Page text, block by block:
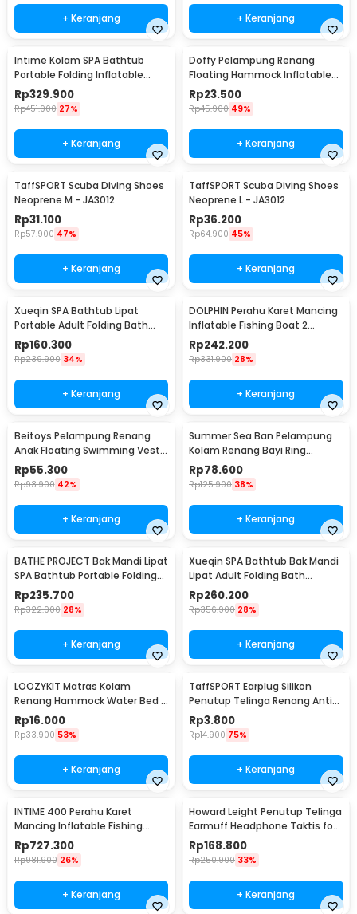
+ Keranjang + Keranjang
Intime Kolam SPA Bathtub
Portable Folding Inflatable
160x84x64cm - YT-038B
Rp329.900
Rp451.900 27%
+ Keranjang
Doffy Pelampung Renang
Floating Hammock Inflatable
Water Bed - FDJ21
Rp23.500
Rp45.900 49%
+ Keranjang
TaffSPORT Scuba Diving Shoes
Neoprene M - JA3012
Rp31.100
Rp57.900 47%
+ Keranjang
TaffSPORT Scuba Diving Shoes
Neoprene L - JA3012
Rp36.200
Rp64.900 45%
+ Keranjang
Xueqin SPA Bathtub Lipat
Portable Adult Folding Bath
65x70 cm - 18401
Rp160.300
Rp239.900 34%
+ Keranjang
DOLPHIN Perahu Karet Mancing
Inflatable Fishing Boat 2
Person - XC713
Rp242.200
Rp331.900 28%
+ Keranjang
Beitoys Pelampung Renang
Anak Floating Swimming Vest -
HW160
Rp55.300
Rp93.900 42%
+ Keranjang
Summer Sea Ban Pelampung
Kolam Renang Bayi Ring
Floating with Canopy - M-1
Rp78.600
Rp125.900 38%
+ Keranjang
BATHE PROJECT Bak Mandi Lipat
SPA Bathtub Portable Folding
Adult Bath - 18402
Rp235.700
Rp322.900 28%
+ Keranjang
Xueqin SPA Bathtub Bak Mandi
Lipat Adult Folding Bath
120x58x48cm - 18403
Rp260.200
Rp356.900 28%
+ Keranjang
LOOZYKIT Matras Kolam
Renang Hammock Water Bed -
L002
Rp16.000
Rp33.900 53%
+ Keranjang
TaffSPORT Earplug Silikon
Penutup Telinga Renang Anti
Air - TN01
Rp3.800
Rp14.900 75%
+ Keranjang
INTIME 400 Perahu Karet
Mancing Inflatable Fishing
Boat 4 Person - YT-099
Rp727.300
Rp981.900 26%
+ Keranjang
Howard Leight Penutup Telinga
Earmuff Headphone Taktis for
Shooting - R-01526
Rp168.800
Rp250.900 33%
+ Keranjang